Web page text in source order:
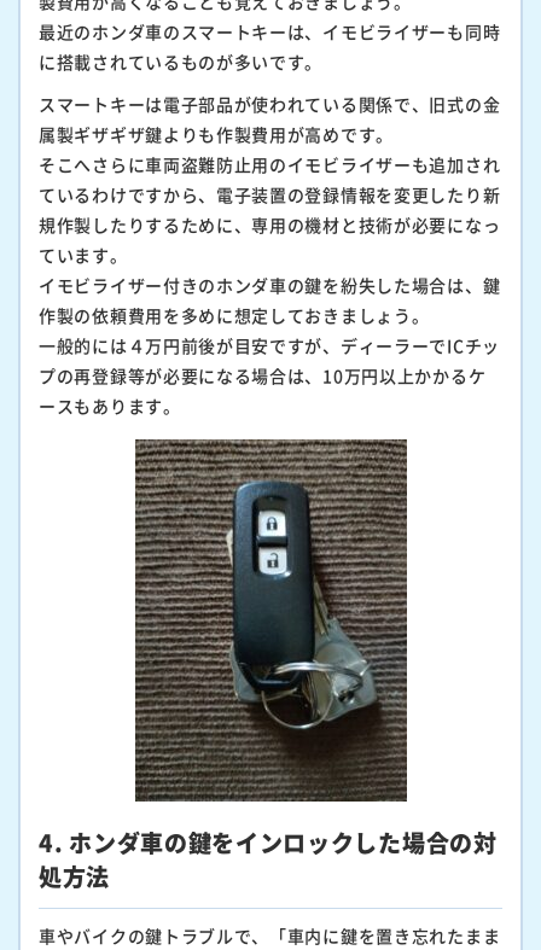
最近のホンダ車のスマートキーは、イモビライザーも同時
に搭載されているものが多いです。
スマートキーは電子部品が使われている関係で、旧式の金
属製ギザギザ鍵よりも作製費用が高めです。
そこへさらに車両盗難防止用のイモビライザーも追加され
ているわけですから、電子装置の登録情報を変更したり新
規作製したりするために、専用の機材と技術が必要になっ
ています。
イモビライザー付きのホンダ車の鍵を紛失した場合は、鍵
作製の依頼費用を多めに想定しておきましょう。
一般的には４万円前後が目安ですが、ディーラーでICチッ
プの再登録等が必要になる場合は、10万円以上かかるケ
ースもあります。
4. ホンダ車の鍵をインロックした場合の対
処方法
車やバイクの鍵トラブルで、「車内に鍵を置き忘れたまま